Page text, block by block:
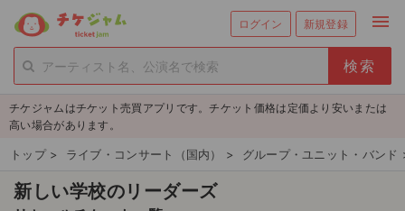
ログイン 新規登録 menu
person_add 新規会員登録
チケットを探す
新着チケット
値下げしたチケット
チケジャムはチケット売買アプリです。チケット価格は定価より安いまたは
高い場合があります。
トップ > ライブ・コンサート（国内） > グループ・ユニット・バンド
新しい学校のリーダーズ